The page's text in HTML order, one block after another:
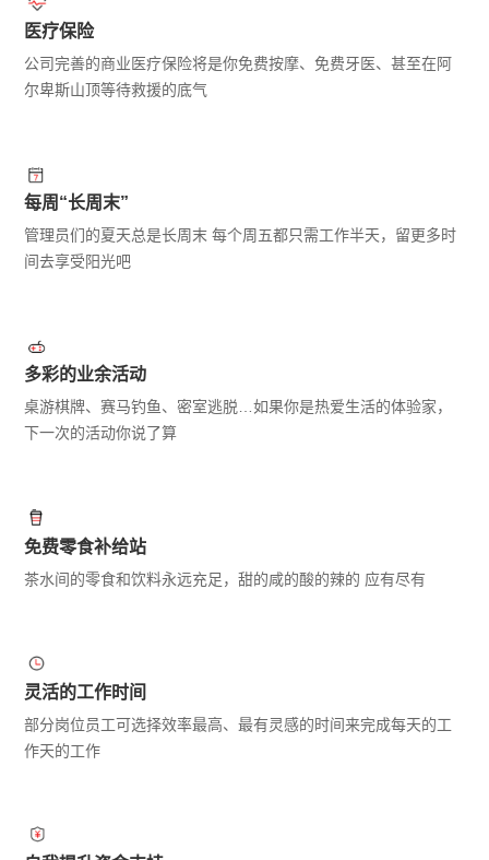
医疗保险
公司完善的商业医疗保险将是你免费按摩、免费牙医、甚至在阿
尔卑斯山顶等待救援的底气
每周“长周末”
管理员们的夏天总是长周末 每个周五都只需工作半天，留更多时
间去享受阳光吧
多彩的业余活动
桌游棋牌、赛马钓鱼、密室逃脱…如果你是热爱生活的体验家，
下一次的活动你说了算
免费零食补给站
茶水间的零食和饮料永远充足，甜的咸的酸的辣的 应有尽有
灵活的工作时间
部分岗位员工可选择效率最高、最有灵感的时间来完成每天的工
作天的工作